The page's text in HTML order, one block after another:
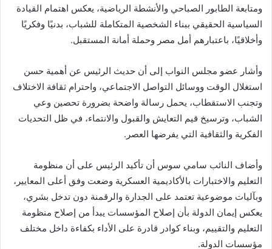
ومتابعة الطابور الصباحي والأنشطة الرياضية، يعكس اهتمام القيادة
السياسية الحقيقي ببناء الشخصية المتكاملة للشباب، بدنيًا وفكريًا
وأخلاقيًا، باعتبارهم أمل مصر وحملة أمانة المستقبل.
وأشار عضو مجلس النواب إلى أن حديث الرئيس عن أهمية حسن
استغلال الوقت ووسائل التواصل الاجتماعي، واحترام ثقافة الاختلاف
وتجنب الاستقطاب، يحمل رسالة واضحة بضرورة تحصين وعي
الشباب، وترسيخ قيم التعايش والقبول والانتماء، في ظل التحديات
الفكرية والثقافية التي يفرضها العصر.
وأضاف النائب سامي سوس أن تأكيد الرئيس على أن منظومة
التعليم والاختبارات بالأكاديمية العسكرية وضعت وفق أعلى المعايير،
وبآليات موضوعية تعتمد على الجدارة والرقمنة دون تدخل بشري،
يعكس إيمان الدولة بأن إصلاح المؤسسات يبدأ من إصلاح منظومة
التعليم والتقييم، وبناء كوادر قادرة على الأداء بكفاءة داخل مختلف
مؤسسات الدولة.